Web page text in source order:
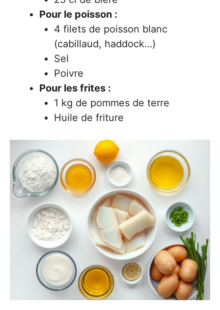
Pour le poisson :
4 filets de poisson blanc
(cabillaud, haddock…)
Sel
Poivre
Pour les frites :
1 kg de pommes de terre
Huile de friture